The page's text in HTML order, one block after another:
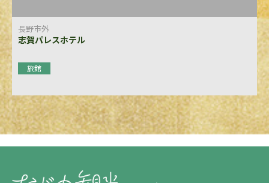
長野市外
志賀パレスホテル
旅館